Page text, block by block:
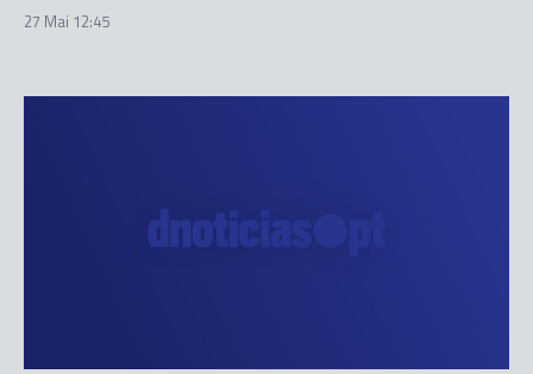
27 Mai 12:45